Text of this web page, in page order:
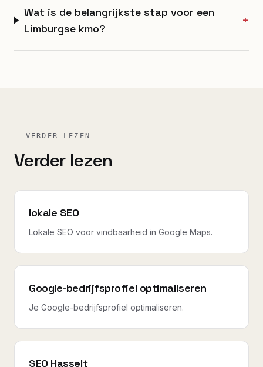
Wat is de belangrijkste stap voor een
Limburgse kmo?
+
VERDER LEZEN
Verder lezen
lokale SEO
Lokale SEO voor vindbaarheid in Google Maps.
Google-bedrijfsprofiel optimaliseren
Je Google-bedrijfsprofiel optimaliseren.
SEO Hasselt